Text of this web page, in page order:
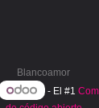
Blancoamor
- El #1